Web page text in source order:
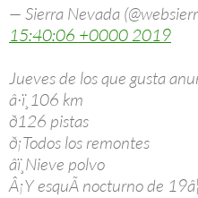
— Sierra Nevada
15:40:06 +0000 2019
Jueves de los que gusta
â·ï¸106 km
ð126 pistas
ð¡Todos los remontes
âï¸Nieve polvo
Â¡Y esquÃ­ nocturno de